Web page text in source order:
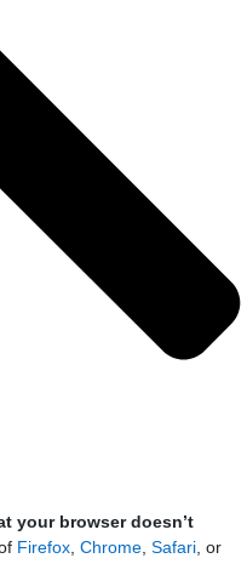
your browser doesn’t
Firefox Chrome Safari , or